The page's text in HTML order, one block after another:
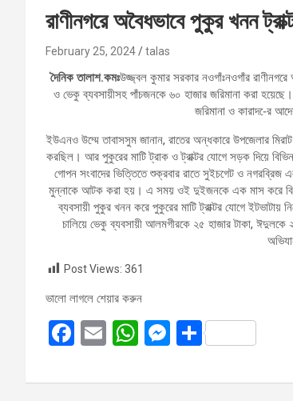
রাণীনগরে অবৈধভাবে পুকুর খনন
February 25, 2024 talas
দৈনিক তালাশ.কমঃউজ্জ্বল কুমার সরকার নওগাঁঃনওগাঁর
ও ভেকু ব্যবসায়ীসহ পাঁচজনকে ৬০ হাজার জরিমানা করা
জরিমানা ও কারাদ-ের
ইউএনও উম্মে তাবাসসুম জানান, রাতের অন্ধকারে উপজেলার
করছিল। আর পুকুরের মাটি ট্রাক ও ট্রাক্টর যোগে সড়ক দিয়ে
গোপন সংবাদের ভিত্তিতে শুক্রবার রাতে সুইচগেট ও নগরব্রিজ
মুন্নাকে আটক করা হয়। এ সময় ওই দুইজনকে এক মাস করে
ব্যবসায়ী পুকুর খনন করে পুকুরের মাটি ট্রাক্টর যোগে
চালিয়ে ভেকু ব্যবসায়ী আলমগীরকে ২৫ হাজার টাকা,
Post Views: 361
ভালো লাগলে শেয়ার করুন
F
ce
E
ail
W
at
M
se
S
ar